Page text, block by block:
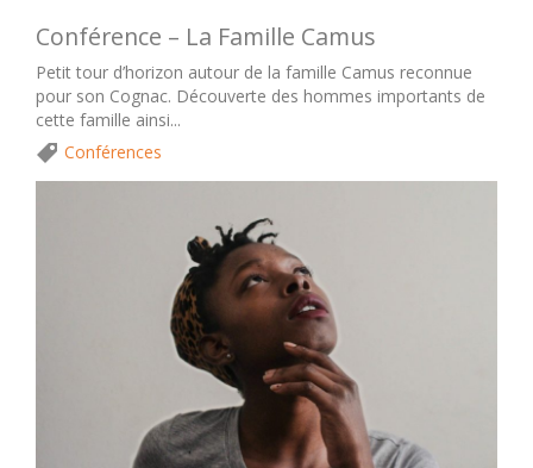
Conférence – La Famille Camus
Petit tour d’horizon autour de la famille Camus reconnue
pour son Cognac. Découverte des hommes importants de
cette famille ainsi...
Conférences